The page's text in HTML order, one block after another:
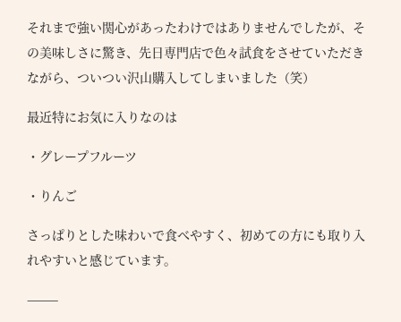
それまで強い関心があったわけではありませんでしたが、そ
の美味しさに驚き、先日専門店で色々試食をさせていただき
ながら、ついつい沢山購入してしまいました（笑）
最近特にお気に入りなのは
・グレープフルーツ
・りんご
さっぱりとした味わいで食べやすく、初めての方にも取り入
れやすいと感じています。
⸻